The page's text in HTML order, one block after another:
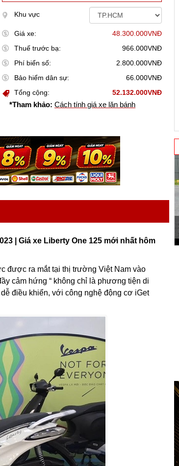
Khu vực
Giá xe:
48.300.000VNĐ
Thuế trước bạ:
966.000VNĐ
Phí biển số:
2.800.000VNĐ
Bảo hiểm dân sự:
66.000VNĐ
Tổng cộng:
52.132.000VNĐ
*Tham khảo: Cách tính giá xe lăn bánh
| Giá xe Liberty One 125 mới nhất hôm
được ra mắt tại thị trường Việt Nam vào
cảm hứng “ không chỉ là phương tiện di
điều khiển, với công nghệ động cơ iGet